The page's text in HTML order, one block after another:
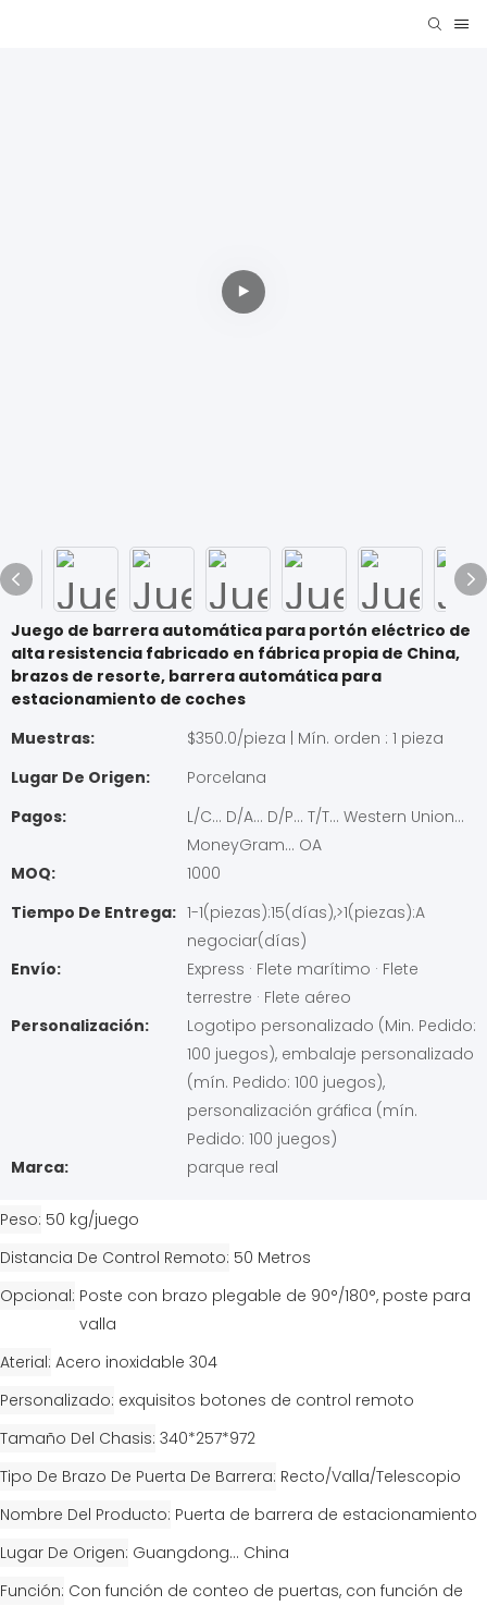
Juego de barrera automática para portón eléctrico de
alta resistencia fabricado en fábrica propia de China,
brazos de resorte, barrera automática para
estacionamiento de coches
Muestras:
$350.0/pieza | Mín. orden : 1 pieza
Lugar De Origen:
Porcelana
Pagos:
L/C... D/A... D/P... T/T... Western Union...
MoneyGram... OA
MOQ:
1000
Tiempo De Entrega: 1-1(piezas):15(días),>1(piezas):A
negociar(días)
Envío:
Express · Flete marítimo · Flete
terrestre · Flete aéreo
Personalización:
Logotipo personalizado (Min. Pedido:
100 juegos), embalaje personalizado
(mín. Pedido: 100 juegos),
personalización gráfica (mín.
Pedido: 100 juegos)
Marca:
parque real
Peso 50 kg/juego
Distancia De Control Remoto 50 Metros
Opcional Poste con brazo plegable de 90°/180°, poste para
valla
Aterial Acero inoxidable 304
Personalizado exquisitos botones de control remoto
Tamaño Del Chasis 340*257*972
Tipo De Brazo De Puerta De Barrera Recto/Valla/Telescopio
Nombre Del Producto Puerta de barrera de estacionamiento
Lugar De Origen Guangdong... China
Función Con función de conteo de puertas, con función de